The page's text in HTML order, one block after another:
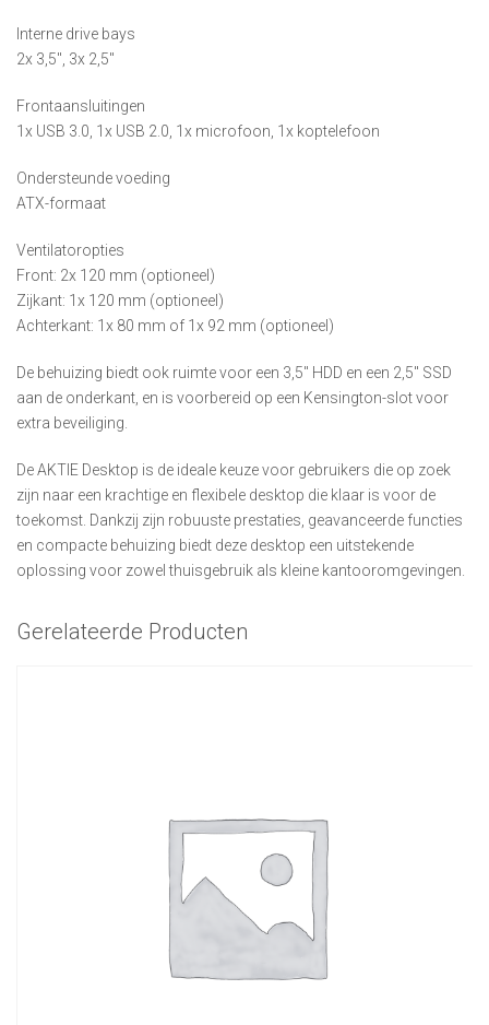
Interne drive bays
2x 3,5″, 3x 2,5″
Frontaansluitingen
1x USB 3.0, 1x USB 2.0, 1x microfoon, 1x koptelefoon
Ondersteunde voeding
ATX-formaat
Ventilatoropties
Front: 2x 120 mm (optioneel)
Zijkant: 1x 120 mm (optioneel)
Achterkant: 1x 80 mm of 1x 92 mm (optioneel)
De behuizing biedt ook ruimte voor een 3,5″ HDD en een 2,5″ SSD
aan de onderkant, en is voorbereid op een Kensington-slot voor
extra beveiliging.
De AKTIE Desktop is de ideale keuze voor gebruikers die op zoek
zijn naar een krachtige en flexibele desktop die klaar is voor de
toekomst. Dankzij zijn robuuste prestaties, geavanceerde functies
en compacte behuizing biedt deze desktop een uitstekende
oplossing voor zowel thuisgebruik als kleine kantooromgevingen.
Gerelateerde Producten